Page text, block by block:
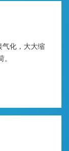
气化，大大缩